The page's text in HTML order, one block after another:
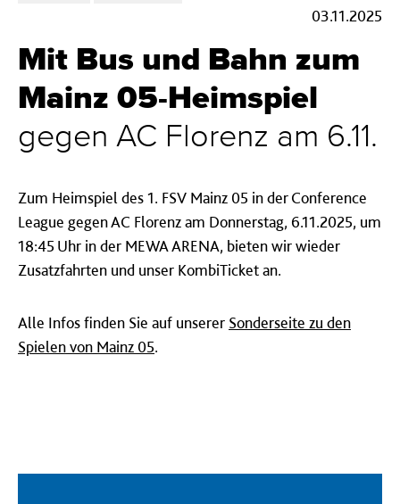
03.11.2025
Mit Bus und Bahn zum
Mainz 05-Heimspiel
gegen AC Florenz am 6.11.
Zum Heimspiel des 1. FSV Mainz 05 in der Conference
League gegen AC Florenz am Donnerstag, 6.11.2025, um
18:45 Uhr in der MEWA ARENA, bieten wir wieder
Zusatzfahrten und unser KombiTicket an.
Alle Infos finden Sie auf unserer Sonderseite zu den
Spielen von Mainz 05.